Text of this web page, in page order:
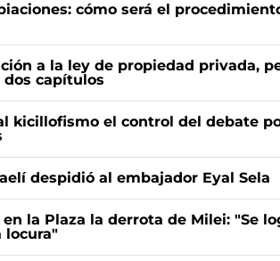
cómo será el
a la ley de propiedad privada,
dos capítulos
kicillofismo el control del debate
despidió al embajador Eyal Sela
la Plaza la derrota de Milei: "Se
locura"